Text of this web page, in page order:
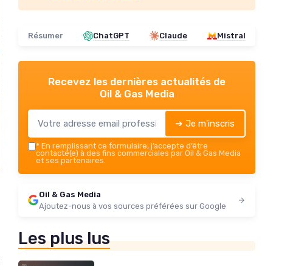
Résumer ChatGPT Claude Mistral
Recevez les dernières actualités de
Oil & Gas Media
➔ Je m'inscris
* En remplissant ce formulaire, j’accepte d’être
contacté(e) à des fins commerciales par Oil & Gas Media
et ses partenaires.
Oil & Gas Media
Ajoutez-nous à vos sources préférées sur Google
Les plus lus